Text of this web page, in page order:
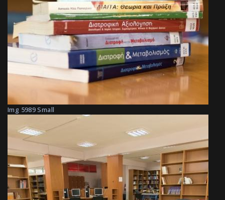
Img 5989 Small